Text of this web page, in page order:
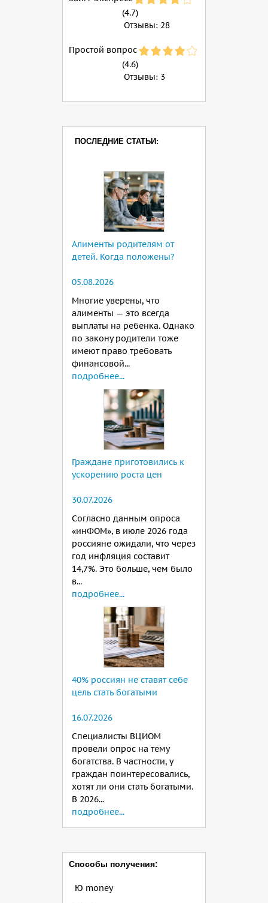
(4.7)
Отзывы: 28
Простой вопрос
(4.6)
Отзывы: 3
ПОСЛЕДНИЕ СТАТЬИ:
Алименты родителям от
детей. Когда положены?
05.08.2026
Многие уверены, что
алименты — это всегда
выплаты на ребенка. Однако
по закону родители тоже
имеют право требовать
финансовой...
подробнее...
Граждане приготовились к
ускорению роста цен
30.07.2026
Согласно данным опроса
«инФОМ», в июле 2026 года
россияне ожидали, что через
год инфляция составит
14,7%. Это больше, чем было
в...
подробнее...
40% россиян не ставят себе
цель стать богатыми
16.07.2026
Специалисты ВЦИОМ
провели опрос на тему
богатства. В частности, у
граждан поинтересовались,
хотят ли они стать богатыми.
В 2026...
подробнее...
Способы получения:
Ю money